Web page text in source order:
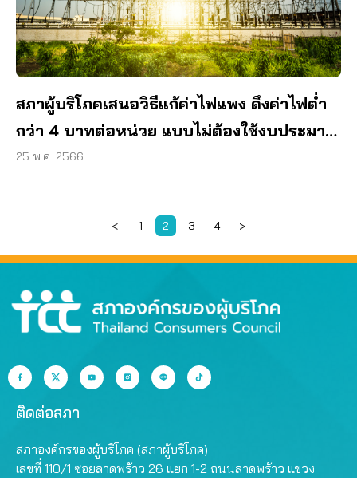
สภาผู้บริโภคเสนอวิธีแก้ค่าไฟแพง ดึงค่าไฟต่ำ
กว่า 4 บาทต่อหน่วย แบบไม่ต้องใช้งบประมาณ
ภาษีประชาชน
25 พ.ค. 2566
< 1 2 3 4 >
ติดต่อสภา
สภาองค์กรของผู้บริโภค (สภาผู้บริโภค)
เลขที่ 110/1 ซอยลาดพร้าว 26 แยก 1-2 ถนนลาดพร้าว แขวง